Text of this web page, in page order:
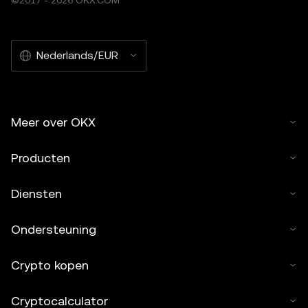
Nederlands/EUR
Meer over OKX
Producten
Diensten
Ondersteuning
Crypto kopen
Cryptocalculator